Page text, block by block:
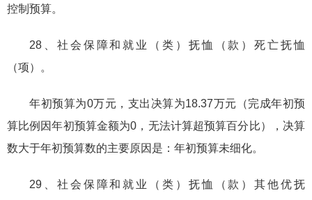
控制预算。
28、社会保障和就业（类）抚恤（款）死亡抚恤
（项）。
年初预算为0万元，支出决算为18.37万元（完成年初预
算比例因年初预算金额为0，无法计算超预算百分比），决算
数大于年初预算数的主要原因是：年初预算未细化。
29、社会保障和就业（类）抚恤（款）其他优抚